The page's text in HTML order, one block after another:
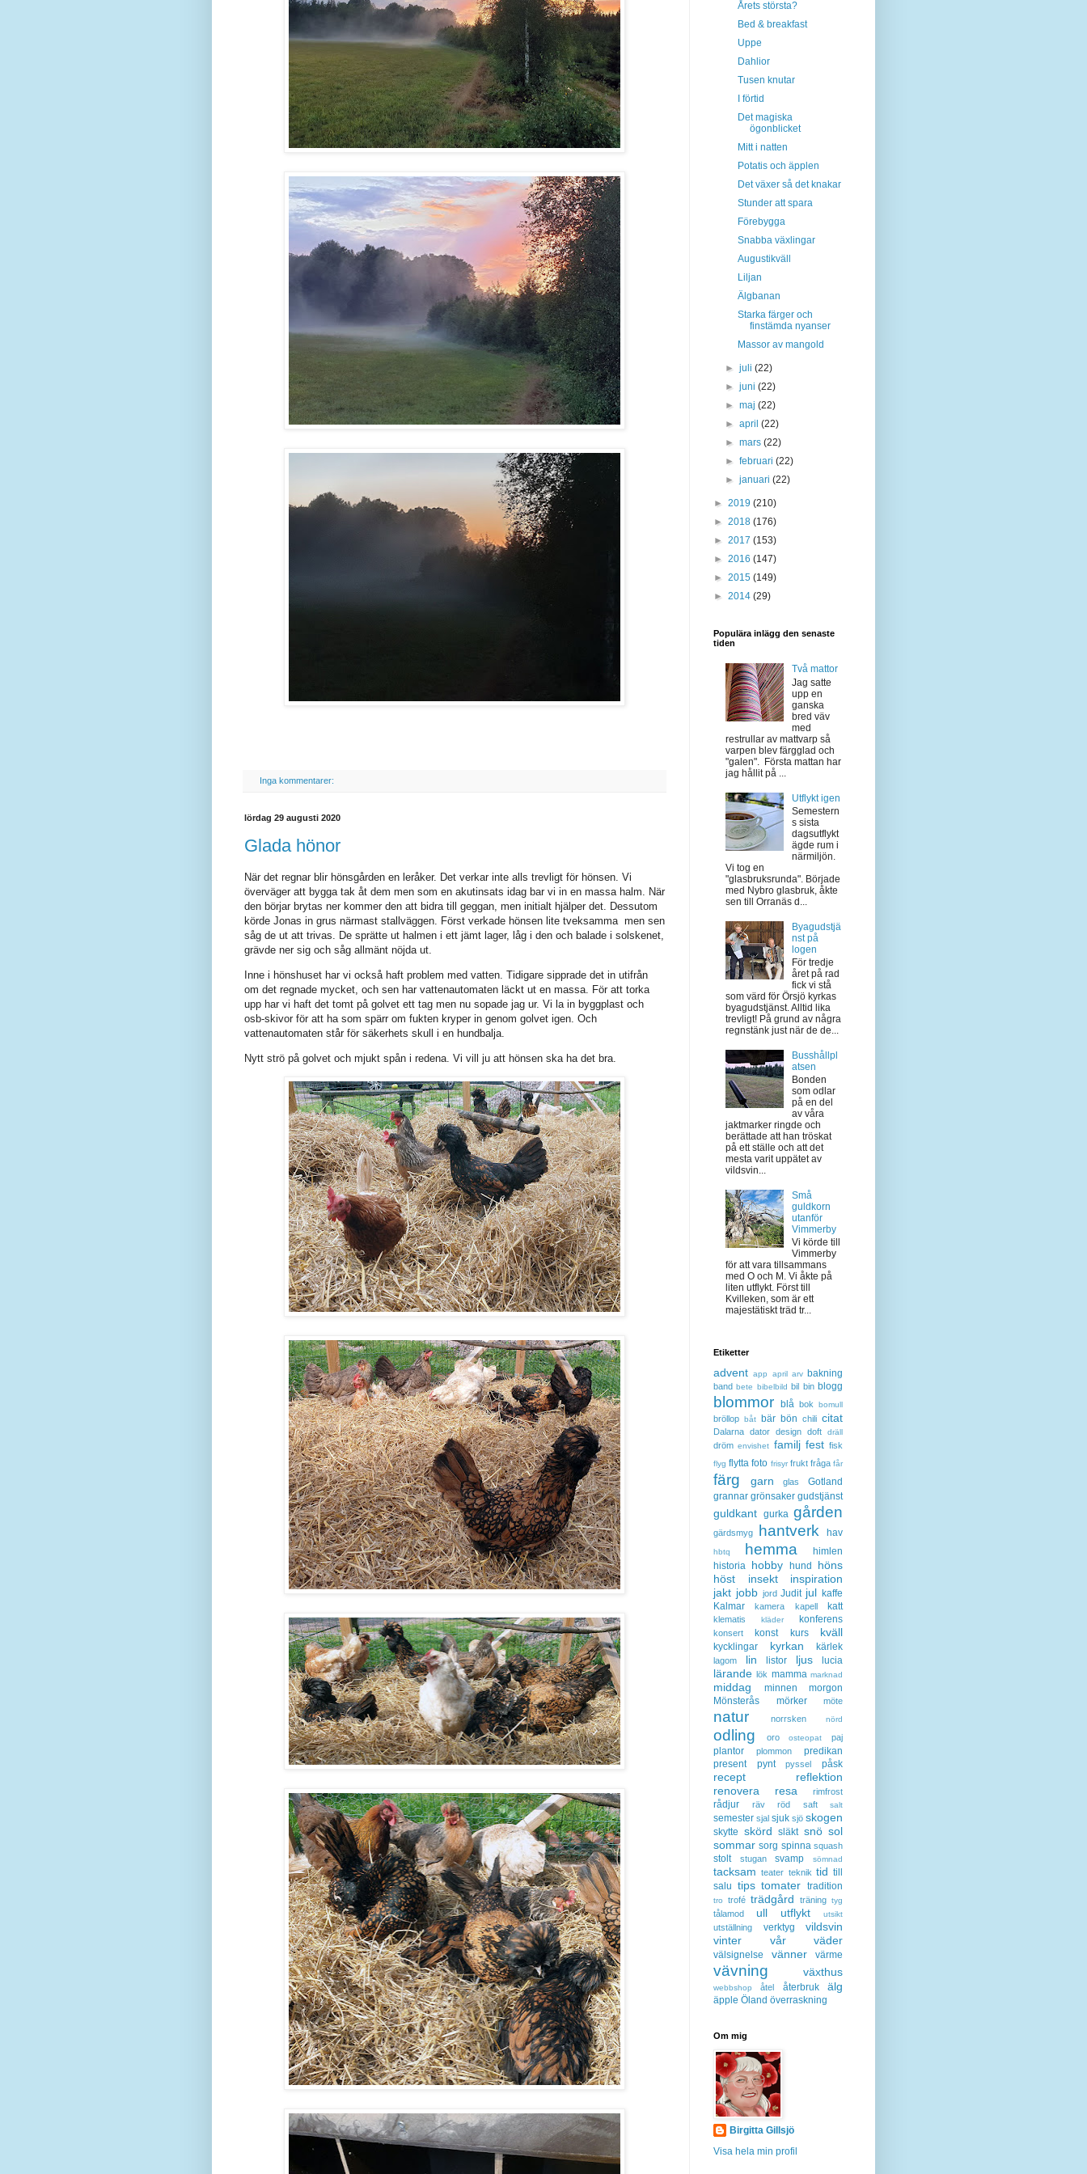
Inga kommentarer:
lördag 29 augusti 2020
Glada hönor
När det regnar blir hönsgården en leråker. Det verkar inte alls trevligt för hönsen. Vi
överväger att bygga tak åt dem men som en akutinsats idag bar vi in en massa halm. När
den börjar brytas ner kommer den att bidra till geggan, men initialt hjälper det. Dessutom
körde Jonas in grus närmast stallväggen. Först verkade hönsen lite tveksamma men sen
såg de ut att trivas. De sprätte ut halmen i ett jämt lager, låg i den och balade i solskenet,
grävde ner sig och såg allmänt nöjda ut.
Inne i hönshuset har vi också haft problem med vatten. Tidigare sipprade det in utifrån
om det regnade mycket, och sen har vattenautomaten läckt ut en massa. För att torka
upp har vi haft det tomt på golvet ett tag men nu sopade jag ur. Vi la in byggplast och
osb-skivor för att ha som spärr om fukten kryper in genom golvet igen. Och
vattenautomaten står för säkerhets skull i en hundbalja.
Nytt strö på golvet och mjukt spån i redena. Vi vill ju att hönsen ska ha det bra.
Årets största?
Bed & breakfast
Uppe
Dahlior
Tusen knutar
I förtid
Det magiska
ögonblicket
Mitt i natten
Potatis och äpplen
Det växer så det knakar
Stunder att spara
Förebygga
Snabba växlingar
Augustikväll
Liljan
Älgbanan
Starka färger och
finstämda nyanser
Massor av mangold
►juli(22)
►juni(22)
►maj(22)
►april(22)
►mars(22)
►februari(22)
►januari(22)
► 2019 (210)
► 2018 (176)
► 2017 (153)
► 2016 (147)
► 2015 (149)
► 2014 (29)
Populära inlägg den senaste
tiden
Två mattor
Jag satte
upp en
ganska
bred väv
med
restrullar av mattvarp så
varpen blev färgglad och
"galen". Första mattan har
jag hållit på ...
Utflykt igen
Semestern
s sista
dagsutflykt
ägde rum i
närmiljön.
Vi tog en
"glasbruksrunda". Började
med Nybro glasbruk, åkte
sen till Orranäs d...
Byagudstjä
nst på
logen
För tredje
året på rad
fick vi stå
som värd för Örsjö kyrkas
byagudstjänst. Alltid lika
trevligt! På grund av några
regnstänk just när de de...
Busshållpl
atsen
Bonden
som odlar
på en del
av våra
jaktmarker ringde och
berättade att han tröskat
på ett ställe och att det
mesta varit uppätet av
vildsvin...
Små
guldkorn
utanför
Vimmerby
Vi körde till
Vimmerby
för att vara tillsammans
med O och M. Vi åkte på
liten utflykt. Först till
Kvilleken, som är ett
majestätiskt träd tr...
Etiketter
advent app april arv bakning
band bete bibelbild bil bin blogg
blommor blå bok bomull
bröllop båt bär bön chili citat
Dalarna dator design doft dräll
dröm envishet familj fest fisk
flyg flytta foto frisyr frukt fråga får
färg garn glas
Gotland
grannar grönsaker gudstjänst
guldkant gurka gården
gärdsmyg hantverk hav
hbtq hemma
himlen
historia hobby hund
höns
höst
insekt
inspiration
jakt jobb jord Judit jul kaffe
Kalmar
kamera kapell katt
klematis kläder konferens
konsert konst kurs kväll
kycklingar kyrkan kärlek
lagom lin listor ljus lucia
lärande lök mamma marknad
middag minnen
morgon
Mönsterås
mörker möte
natur norrsken nörd
odling oro osteopat paj
plantor plommon
predikan
present
pynt pyssel påsk
recept
reflektion
renovera
resa rimfrost
rådjur räv röd saft salt
semester sjal sjuk sjö skogen
skytte skörd släkt snö sol
sommar sorg spinna squash
stolt stugan svamp sömnad
tacksam teater teknik tid till
salu tips tomater tradition
tro trofé trädgård träning tyg
tålamod ull utflykt utsikt
utställning verktyg
vildsvin
vinter
vår väder
välsignelse vänner värme
vävning växthus
webbshop åtel återbruk älg
äpple Öland överraskning
Om mig
Birgitta Gillsjö
Visa hela min profil